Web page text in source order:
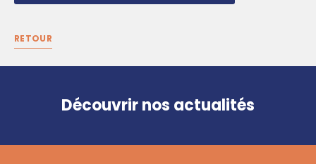
RETOUR
Découvrir nos actualités